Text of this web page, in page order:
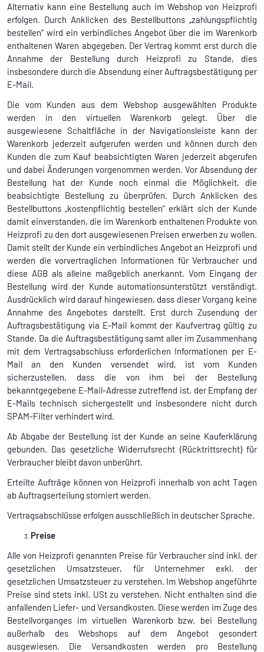
Alternativ kann eine Bestellung auch im Webshop von Heizprofi
erfolgen. Durch Anklicken des Bestellbuttons „zahlungspflichtig
bestellen“ wird ein verbindliches Angebot über die im Warenkorb
enthaltenen Waren abgegeben. Der Vertrag kommt erst durch die
Annahme der Bestellung durch Heizprofi zu Stande, dies
insbesondere durch die Absendung einer Auftragsbestätigung per
E-Mail.
Die vom Kunden aus dem Webshop ausgewählten Produkte
werden in den virtuellen Warenkorb gelegt. Über die
ausgewiesene Schaltfläche in der Navigationsleiste kann der
Warenkorb jederzeit aufgerufen werden und können durch den
Kunden die zum Kauf beabsichtigten Waren jederzeit abgerufen
und dabei Änderungen vorgenommen werden. Vor Absendung der
Bestellung hat der Kunde noch einmal die Möglichkeit, die
beabsichtigte Bestellung zu überprüfen. Durch Anklicken des
Bestellbuttons „kostenpflichtig bestellen“ erklärt sich der Kunde
damit einverstanden, die im Warenkorb enthaltenen Produkte von
Heizprofi zu den dort ausgewiesenen Preisen erwerben zu wollen.
Damit stellt der Kunde ein verbindliches Angebot an Heizprofi und
werden die vorvertraglichen Informationen für Verbraucher und
diese AGB als alleine maßgeblich anerkannt. Vom Eingang der
Bestellung wird der Kunde automationsunterstützt verständigt.
Ausdrücklich wird darauf hingewiesen, dass dieser Vorgang keine
Annahme des Angebotes darstellt. Erst durch Zusendung der
Auftragsbestätigung via E-Mail kommt der Kaufvertrag gültig zu
Stande. Da die Auftragsbestätigung samt aller im Zusammenhang
mit dem Vertragsabschluss erforderlichen Informationen per E-
Mail an den Kunden versendet wird, ist vom Kunden
sicherzustellen, dass die von ihm bei der Bestellung
bekanntgegebene E-Mail-Adresse zutreffend ist, der Empfang der
E-Mails technisch sichergestellt und insbesondere nicht durch
SPAM-Filter verhindert wird.
Ab Abgabe der Bestellung ist der Kunde an seine Kauferklärung
gebunden. Das gesetzliche Widerrufsrecht (Rücktrittsrecht) für
Verbraucher bleibt davon unberührt.
Erteilte Aufträge können von Heizprofi innerhalb von acht Tagen
ab Auftragserteilung storniert werden.
Vertragsabschlüsse erfolgen ausschließlich in deutscher Sprache.
Preise
Alle von Heizprofi genannten Preise für Verbraucher sind inkl. der
gesetzlichen Umsatzsteuer, für Unternehmer exkl. der
gesetzlichen Umsatzsteuer zu verstehen. Im Webshop angeführte
Preise sind stets inkl. USt zu verstehen. Nicht enthalten sind die
anfallenden Liefer- und Versandkosten. Diese werden im Zuge des
Bestellvorganges im virtuellen Warenkorb bzw. bei Bestellung
außerhalb des Webshops auf dem Angebot gesondert
ausgewiesen. Die Versandkosten werden pro Bestellung